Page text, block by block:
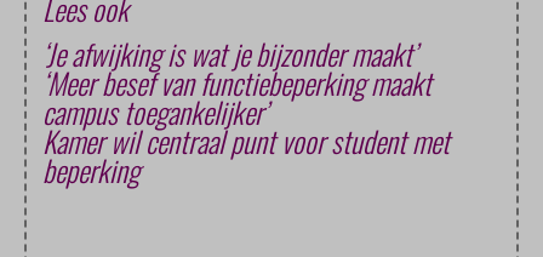
Lees ook
‘Je afwijking is wat je bijzonder maakt’
‘Meer besef van functiebeperking maakt
campus toegankelijker’
Kamer wil centraal punt voor student met
beperking